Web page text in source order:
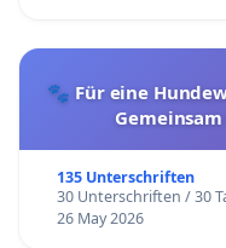
🐾 Für eine
135 Unterschriften
30 Unterschriften / 30
26 May 2026